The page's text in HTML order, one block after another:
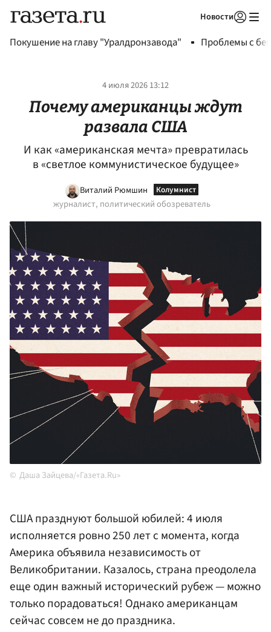
Новости
Покушение на главу "Уралдронзавода" Проблемы с
4 июля 2026 13:12
Почему американцы ждут
развала США
И как «американская мечта» превратилась
в «светлое коммунистическое будущее»
Виталий Рюмшин
журналист, политический обозреватель
Даша Зайцева/«Газета.Ru»
США празднуют большой юбилей: 4 июля
исполняется ровно 250 лет с момента, когда
Америка объявила независимость от
Великобритании. Казалось, страна преодолела
еще один важный исторический рубеж — можно
только порадоваться! Однако американцам
сейчас совсем не до праздника.